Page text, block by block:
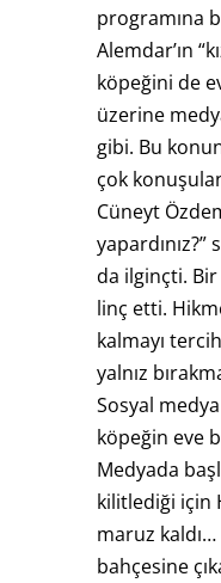
programına
Alemdar’ın
köpeğini de
üzerine
gibi. Bu
çok
Cüneyt
da ilginçti.
linç etti.
kalmayı
yalnız
Sosyal
köpeğin eve
Medyada
kilitlediği için
maruz
bahçesine